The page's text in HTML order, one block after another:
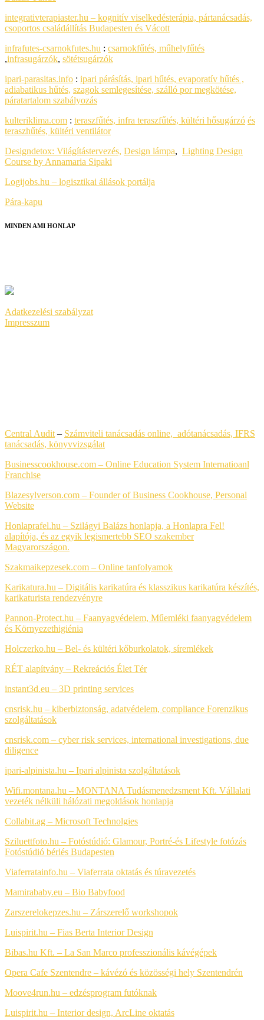
integrativterapiaster.hu – kognitív viselkedésterápia, pártanácsadás,
csoportos családállítás Budapesten és Vácott
infrafutes-csarnokfutes.hu : csarnokfűtés, műhelyfűtés
,infrasugárzók, sötétsugárzók
ipari-parasitas.info : ipari párásítás, ipari hűtés, evaporatív hűtés ,
adiabatikus hűtés, szagok semlegesítése, szálló por megkötése,
páratartalom szabályozás
kulteriklima.com : teraszfűtés, infra teraszfűtés, kültéri hősugárzó és
teraszhűtés, kültéri ventilátor
Designdetox: Világítástervezés, Design lámpa, Lighting Design
Course by Annamaria Sipaki
Logijobs.hu – logisztikai állások portálja
Pára-kapu
MINDEN AMI HONLAP
Adatkezelési szabályzat
Impresszum
Central Audit – Számviteli tanácsadás online, adótanácsadás, IFRS
tanácsadás, könyvvizsgálat
Businesscookhouse.com – Online Education System Internatioanl
Franchise
Blazesylverson.com – Founder of Business Cookhouse, Personal
Website
Honlaprafel.hu – Szilágyi Balázs honlapja, a Honlapra Fel!
alapítója, és az egyik legismertebb SEO szakember
Magyarországon.
Szakmaikepzesek.com – Online tanfolyamok
Karikatura.hu – Digitális karikatúra és klasszikus karikatúra készítés,
karikaturista rendezvényre
Pannon-Protect.hu – Faanyagvédelem, Műemléki faanyagvédelem
és Környezethigiénia
Holczerko.hu – Bel- és kültéri kőburkolatok, síremlékek
RÉT alapítvány – Rekreációs Élet Tér
instant3d.eu – 3D printing services
cnsrisk.hu – kiberbiztonság, adatvédelem, compliance Forenzikus
szolgáltatások
cnsrisk.com – cyber risk services, international investigations, due
diligence
ipari-alpinista.hu – Ipari alpinista szolgáltatások
Wifi.montana.hu – MONTANA Tudásmenedzsment Kft. Vállalati
vezeték nélküli hálózati megoldások honlapja
Collabit.ag – Microsoft Technolgies
Sziluettfoto.hu – Fotóstúdió: Glamour, Portré-és Lifestyle fotózás
Fotóstúdió bérlés Budapesten
Viaferratainfo.hu – Viaferrata oktatás és túravezetés
Mamirababy.eu – Bio Babyfood
Zarszerelokepzes.hu – Zárszerelő workshopok
Luispirit.hu – Fias Berta Interior Design
Bibas.hu Kft. – La San Marco professzionális kávégépek
Opera Cafe Szentendre – kávézó és közösségi hely Szentendrén
Moove4run.hu – edzésprogram futóknak
Luispirit.hu – Interior design, ArcLine oktatás